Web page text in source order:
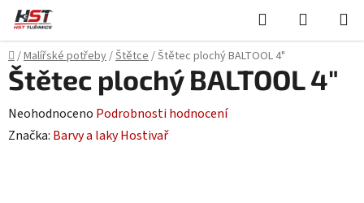
Přejít
obsah
Hledat
KOŠÍK
Domů
/Malířské potřeby/Štětce/Štětec plochý BALTOOL 4"
Štětec plochý BALTOOL 4"
Průměrné
hodnocení
Neohodnoceno Podrobnosti hodnocení
Značka: Barvy a laky Hostivař